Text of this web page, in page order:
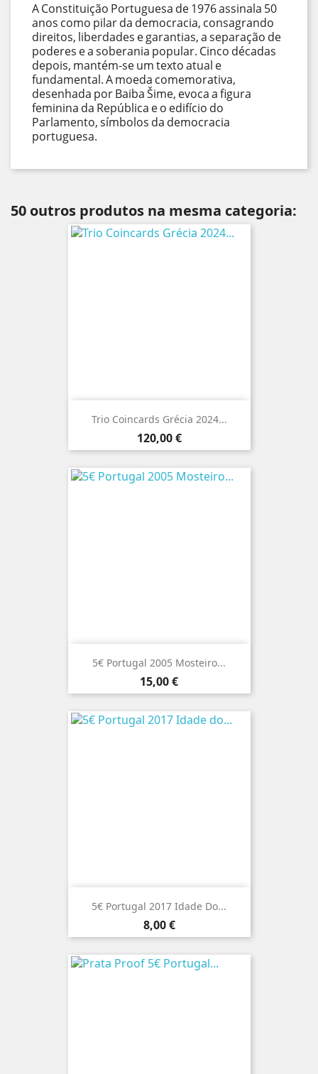
A Constituição Portuguesa de 1976 assinala 50
anos como pilar da democracia, consagrando
direitos, liberdades e garantias, a separação de
poderes e a soberania popular. Cinco décadas
depois, mantém-se um texto atual e
fundamental. A moeda comemorativa,
desenhada por Baiba Šime, evoca a figura
feminina da República e o edifício do
Parlamento, símbolos da democracia
portuguesa.
50 outros produtos na mesma categoria:
Trio Coincards Grécia 2024...
Preço
120,00 €
5€ Portugal 2005 Mosteiro...
Preço
15,00 €
5€ Portugal 2017 Idade Do...
Preço
8,00 €